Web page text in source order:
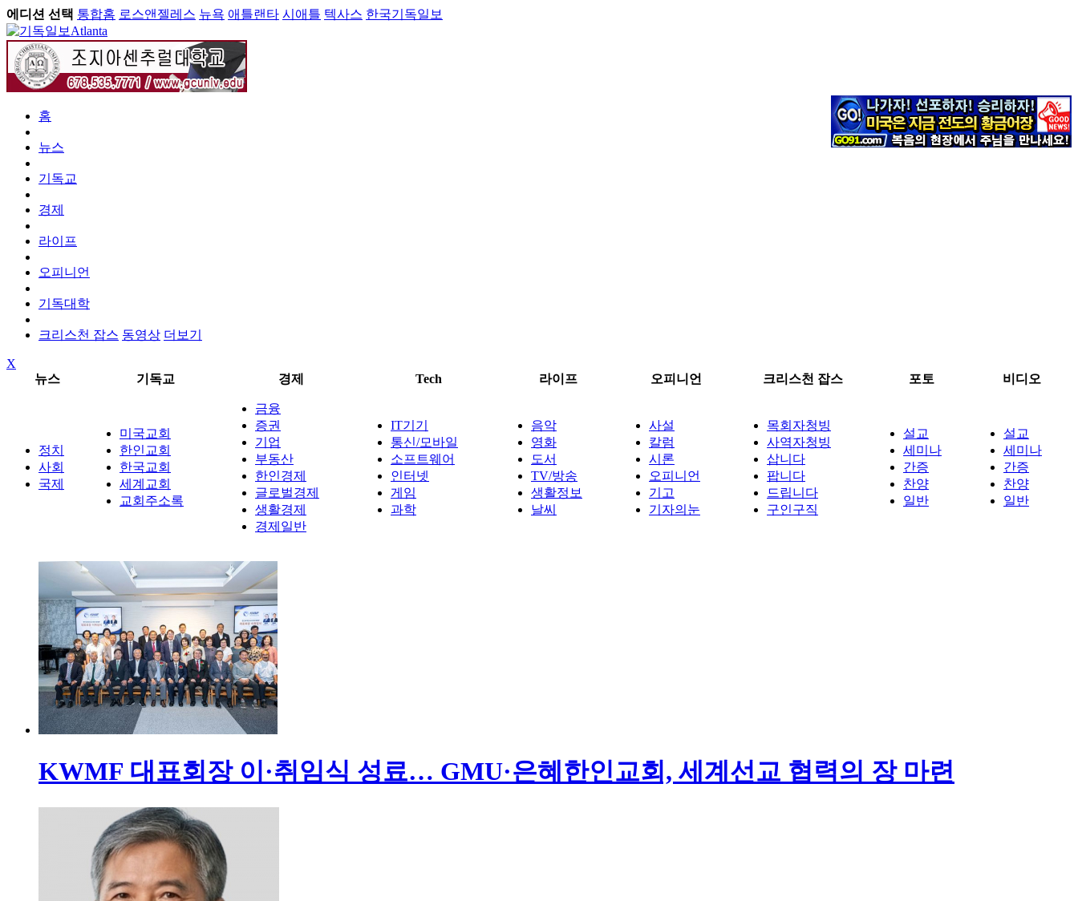
에디션 선택 통합홈 로스앤젤레스 뉴욕 애틀랜타 시애틀 텍사스 한국기독일보
Atlanta
홈
뉴스
기독교
경제
라이프
오피니언
기독대학
크리스천 잡스 동영상 더보기
X
뉴스
기독교 경제 Tech 라이프 오피니언 크리스천 잡스 포토 비디오
정치
사회
국제
미국교회
한인교회
한국교회
세계교회
교회주소록
금융
증권
기업
부동산
한인경제
글로벌경제
생활경제
경제일반
IT기기
통신/모바일
소프트웨어
인터넷
게임
과학
음악
영화
도서
TV/방송
생활정보
날씨
사설
칼럼
시론
오피니언
기고
기자의눈
목회자청빙
사역자청빙
삽니다
팝니다
드립니다
구인구직
설교
세미나
간증
찬양
일반
설교
세미나
간증
찬양
일반
KWMF 대표회장 이·취임식 성료… GMU·은혜한인교회, 세계선교 협력의 장 마련